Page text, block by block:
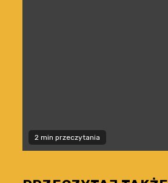
2 min przeczytania